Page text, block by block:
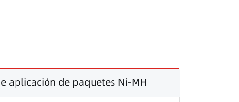
aplicación de paquetes Ni-MH